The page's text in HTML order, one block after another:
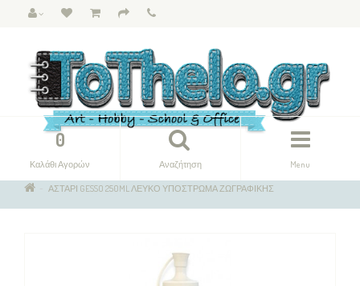
Menu
Αναζήτηση
0
Καλάθι Αγορών
ΑΣΤΑΡΙ GESSO 250ML ΛΕΥΚΟ ΥΠΟΣΤΡΩΜΑ ΖΩΓΡΑΦΙΚΗΣ